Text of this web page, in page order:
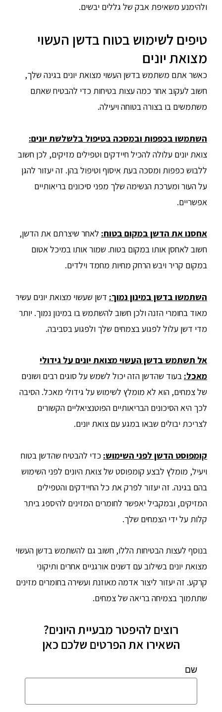
ולהימנע משאיפת אבק של גללים יבשים.
טיפים לשימוש בטוח בדשן העשוי
מצואת יונים
כאשר אתם משתמש בדשן העשוי מצואת יונים בגינה שלך,
חשוב לעקוב אחר כמה עצות בטיחות כדי להבטיח שאתם
משתמשים בו בצורה בטוחה ויעילה.
השתמשו בכפפות ובמסכה בטיפול בלשלשת יונים:
צואת יונים עלולה להכיל חיידקים וטפילים מזיקים, לכן חשוב
ללבוש כפפות ומסכה בעת איסוף וטיפול בהן. זה יעזור להגן
על העור ומערכת הנשימה שלך מפני סיכונים בריאותיים
אפשריים.
אחסנו את הדשן במקום בטוח: לאחר שיצרתם את הדשן,
חשוב לאחסן אותו במקום בטוח. שמור אותו במיכל אטום
במקום קריר ויבש הרחק מחיות מחמד וילדים.
השתמשו בדשן במינון נמוך: דשן שעשוי מצואת יונים עשיר
מאוד בחומרי הזנה ולכן חשוב להשתמש בו במינון נמוך. יותר
מדי דשן עלול לפגוע בצמחים שלך ולפגוע בסביבה.
אל תשתמש בדשן העשוי מצואת יונים על גידולי
מאכל: בעוד שהדשן הזה יכול לשמש על סוגים רבים ושונים
של צמחים, הוא לא מומלץ לשימוש על גידולי מאכל. הסיבה
לכך היא הסיכונים הבריאותיים הפוטנציאליים הקשורים
לצריכת יבולים שבאו במגע עם צואת יונים.
קומפוסט הדשן לפני השימוש: כדי להבטיח שהדשן בטוח
ויעיל, מומלץ לבצע קומפוסט של צואת היונים לפני השימוש
בהם בגינה. זה יעזור לפרק את כל החיידקים והטפילים
המזיקים, ובמקביל יאפשר לחומרים המזינים להיספג ביתר
קלות על ידי הצמחים שלך.
בנוסף לעצות הבטיחות הללו, חשוב גם להשתמש בדשן העשוי
מצואת יונים בשילוב עם דשנים אורגניים אחרים ותיקוני
קרקע. זה יעזור ליצור אדמה מאוזנת ועשירה בחומרים מזינים
שתתמוך בצמיחה בריאה של צמחים.
רוצים להיפטר מבעיית היונים?
השאירו את הפרטים שלכם כאן
שם